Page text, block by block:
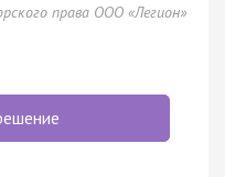
права ООО «Легион»